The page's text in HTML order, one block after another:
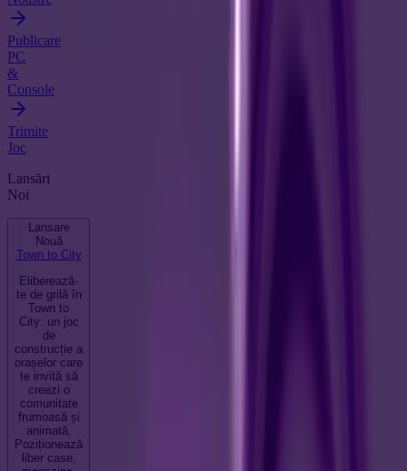
Publicare
PC
&
Console
Trimite
Joc
Lansări
Noi
Lansare
Nouă
Town to City
Eliberează-
te de grilă în
Town to
City: un joc
de
construcție a
orașelor care
te invită să
creezi o
comunitate
frumoasă și
animată.
Poziționează
liber case,